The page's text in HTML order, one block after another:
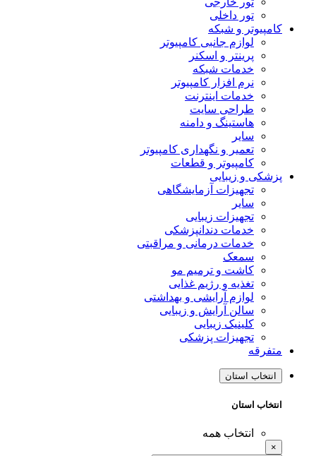
تور داخلی
کامپیوتر و شبکه
لوازم جانبی کامپیوتر
پرینتر و اسکنر
خدمات شبکه
نرم افزار کامپیوتر
خدمات اینترنت
طراحی سایت
هاستینگ و دامنه
سایر
تعمیر و نگهداری کامپیوتر
کامپیوتر و قطعات
پزشکی و زیبایی
تجهیزات آزمایشگاهی
سایر
تجهیزات زیبایی
خدمات دندانپزشکی
خدمات درمانی و مراقبتی
سمعک
کاشت و ترمیم مو
تغذیه و رژیم غذایی
لوازم آرایشی و بهداشتی
سالن آرایش و زیبایی
کلینیک زیبایی
تجهیزات پزشکی
متفرقه
انتخاب استان
انتخاب استان
انتخاب همه
×